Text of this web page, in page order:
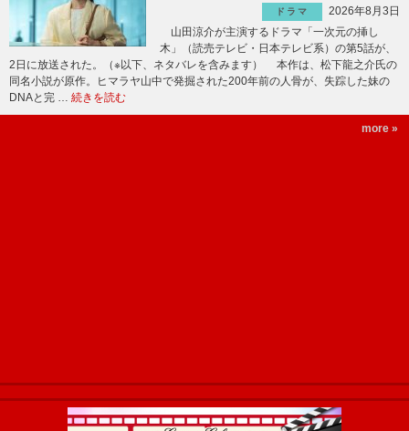
ドラマ
2026年8月3日
山田涼介が主演するドラマ「一次元の挿し
木」（読売テレビ・日本テレビ系）の第5話が、
2日に放送された。（※以下、ネタバレを含みます） 本作は、松下龍之介氏の
同名小説が原作。ヒマラヤ山中で発掘された200年前の人骨が、失踪した妹の
DNAと完 … 続きを読む
more »